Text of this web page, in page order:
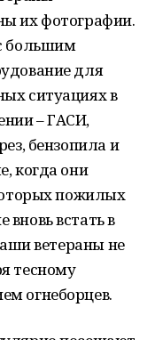
их фотографии.
большим
для
ситуациях в
– ГАСИ,
бензопила и
когда они
пожилых
встать в
ветераны не
тесному
огнеборцев.